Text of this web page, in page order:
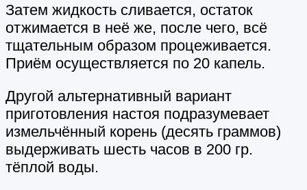
Затем жидкость сливается, остаток
отжимается в неё же, после чего, всё
тщательным образом процеживается.
Приём осуществляется по 20 капель.
Другой альтернативный вариант
приготовления настоя подразумевает
измельчённый корень (десять граммов)
выдерживать шесть часов в 200 гр.
тёплой воды.